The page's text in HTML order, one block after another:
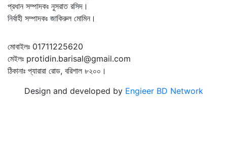
প্রধান সম্পাদকঃ নুসরাত রসিদ।
নির্বাহী সম্পাদকঃ জাকিরুল মোমিন।
মোবাইলঃ 01711225620
মেইলঃ protidin.barisal@gmail.com
ঠিকানাঃ প্যারারা রোড, বরিশাল ৮২০০।
Design and developed by Engieer BD Network